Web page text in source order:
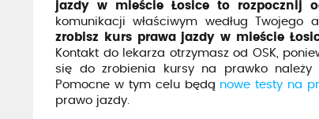
jazdy w mieście Łosice to rozpocznij
komunikacji właściwym według Twojego
zrobisz kurs prawa jazdy w mieście
Kontakt do lekarza otrzymasz od OSK,
się do zrobienia kursy na prawko należy
Pomocne w tym celu będą nowe testy na
prawo jazdy.